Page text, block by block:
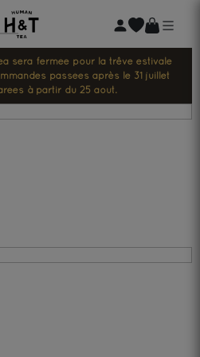
sera fermée pour la trêve estivale
passées après le 31 juillet
à partir du 25 août.